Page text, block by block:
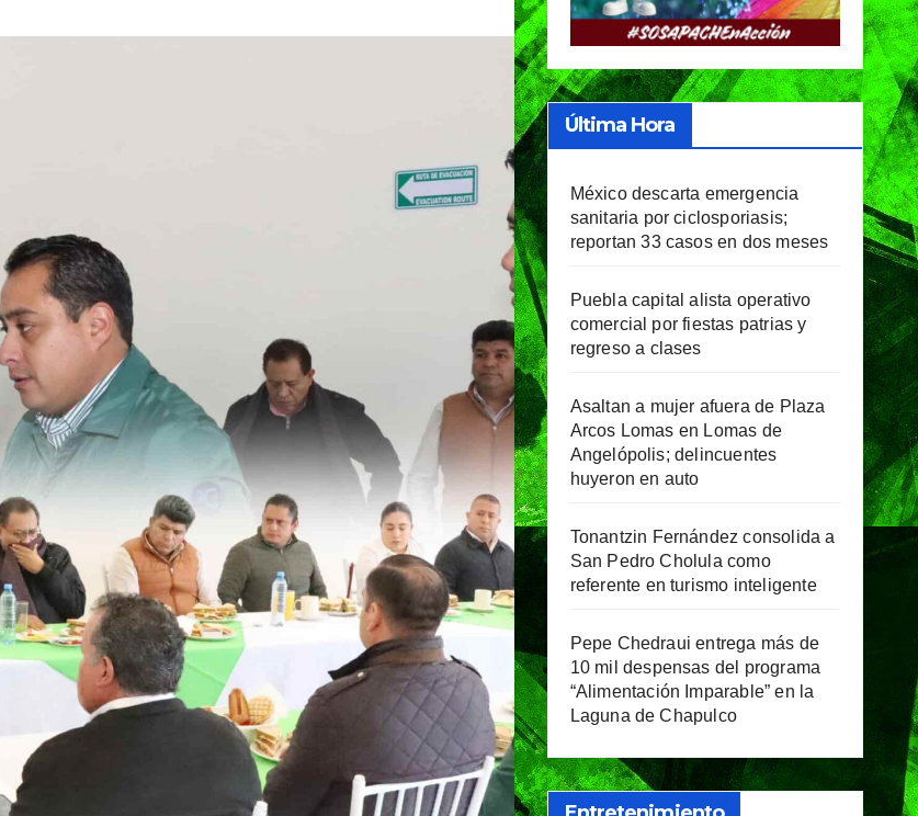
Última Hora
México descarta emergencia
sanitaria por ciclosporiasis;
reportan 33 casos en dos meses
Puebla capital alista operativo
comercial por fiestas patrias y
regreso a clases
Asaltan a mujer afuera de Plaza
Arcos Lomas en Lomas de
Angelópolis; delincuentes
huyeron en auto
Tonantzin Fernández consolida a
San Pedro Cholula como
referente en turismo inteligente
Pepe Chedraui entrega más de
10 mil despensas del programa
“Alimentación Imparable” en la
Laguna de Chapulco